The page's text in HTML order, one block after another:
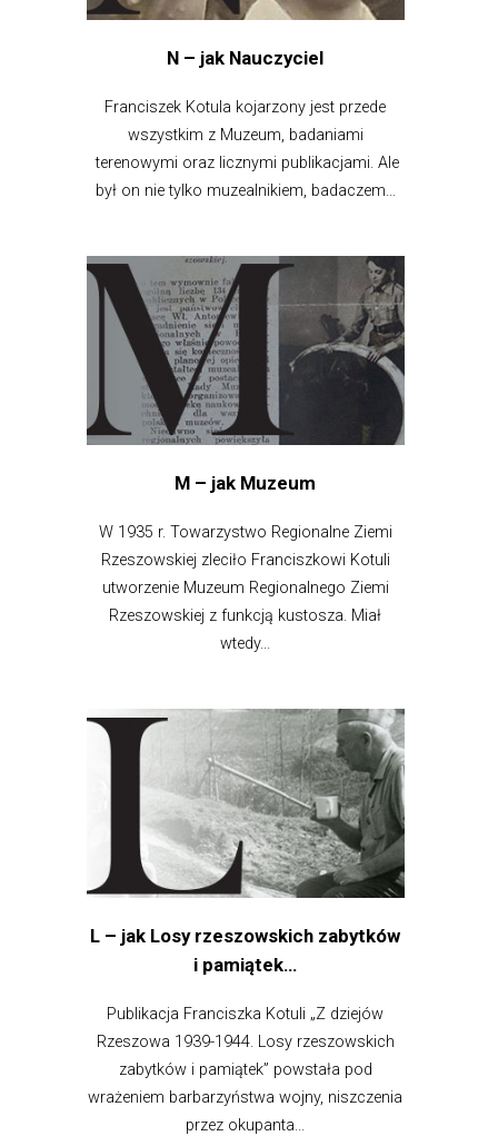
N – jak Nauczyciel
Franciszek Kotula kojarzony jest przede
wszystkim z Muzeum, badaniami
terenowymi oraz licznymi publikacjami. Ale
był on nie tylko muzealnikiem, badaczem...
M – jak Muzeum
W 1935 r. Towarzystwo Regionalne Ziemi
Rzeszowskiej zleciło Franciszkowi Kotuli
utworzenie Muzeum Regionalnego Ziemi
Rzeszowskiej z funkcją kustosza. Miał
wtedy...
L – jak Losy rzeszowskich zabytków
i pamiątek…
Publikacja Franciszka Kotuli „Z dziejów
Rzeszowa 1939-1944. Losy rzeszowskich
zabytków i pamiątek” powstała pod
wrażeniem barbarzyństwa wojny, niszczenia
przez okupanta...